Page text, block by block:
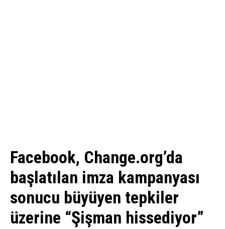
Facebook, Change.org’da
başlatılan imza kampanyası
sonucu büyüyen tepkiler
üzerine “Şişman hissediyor”